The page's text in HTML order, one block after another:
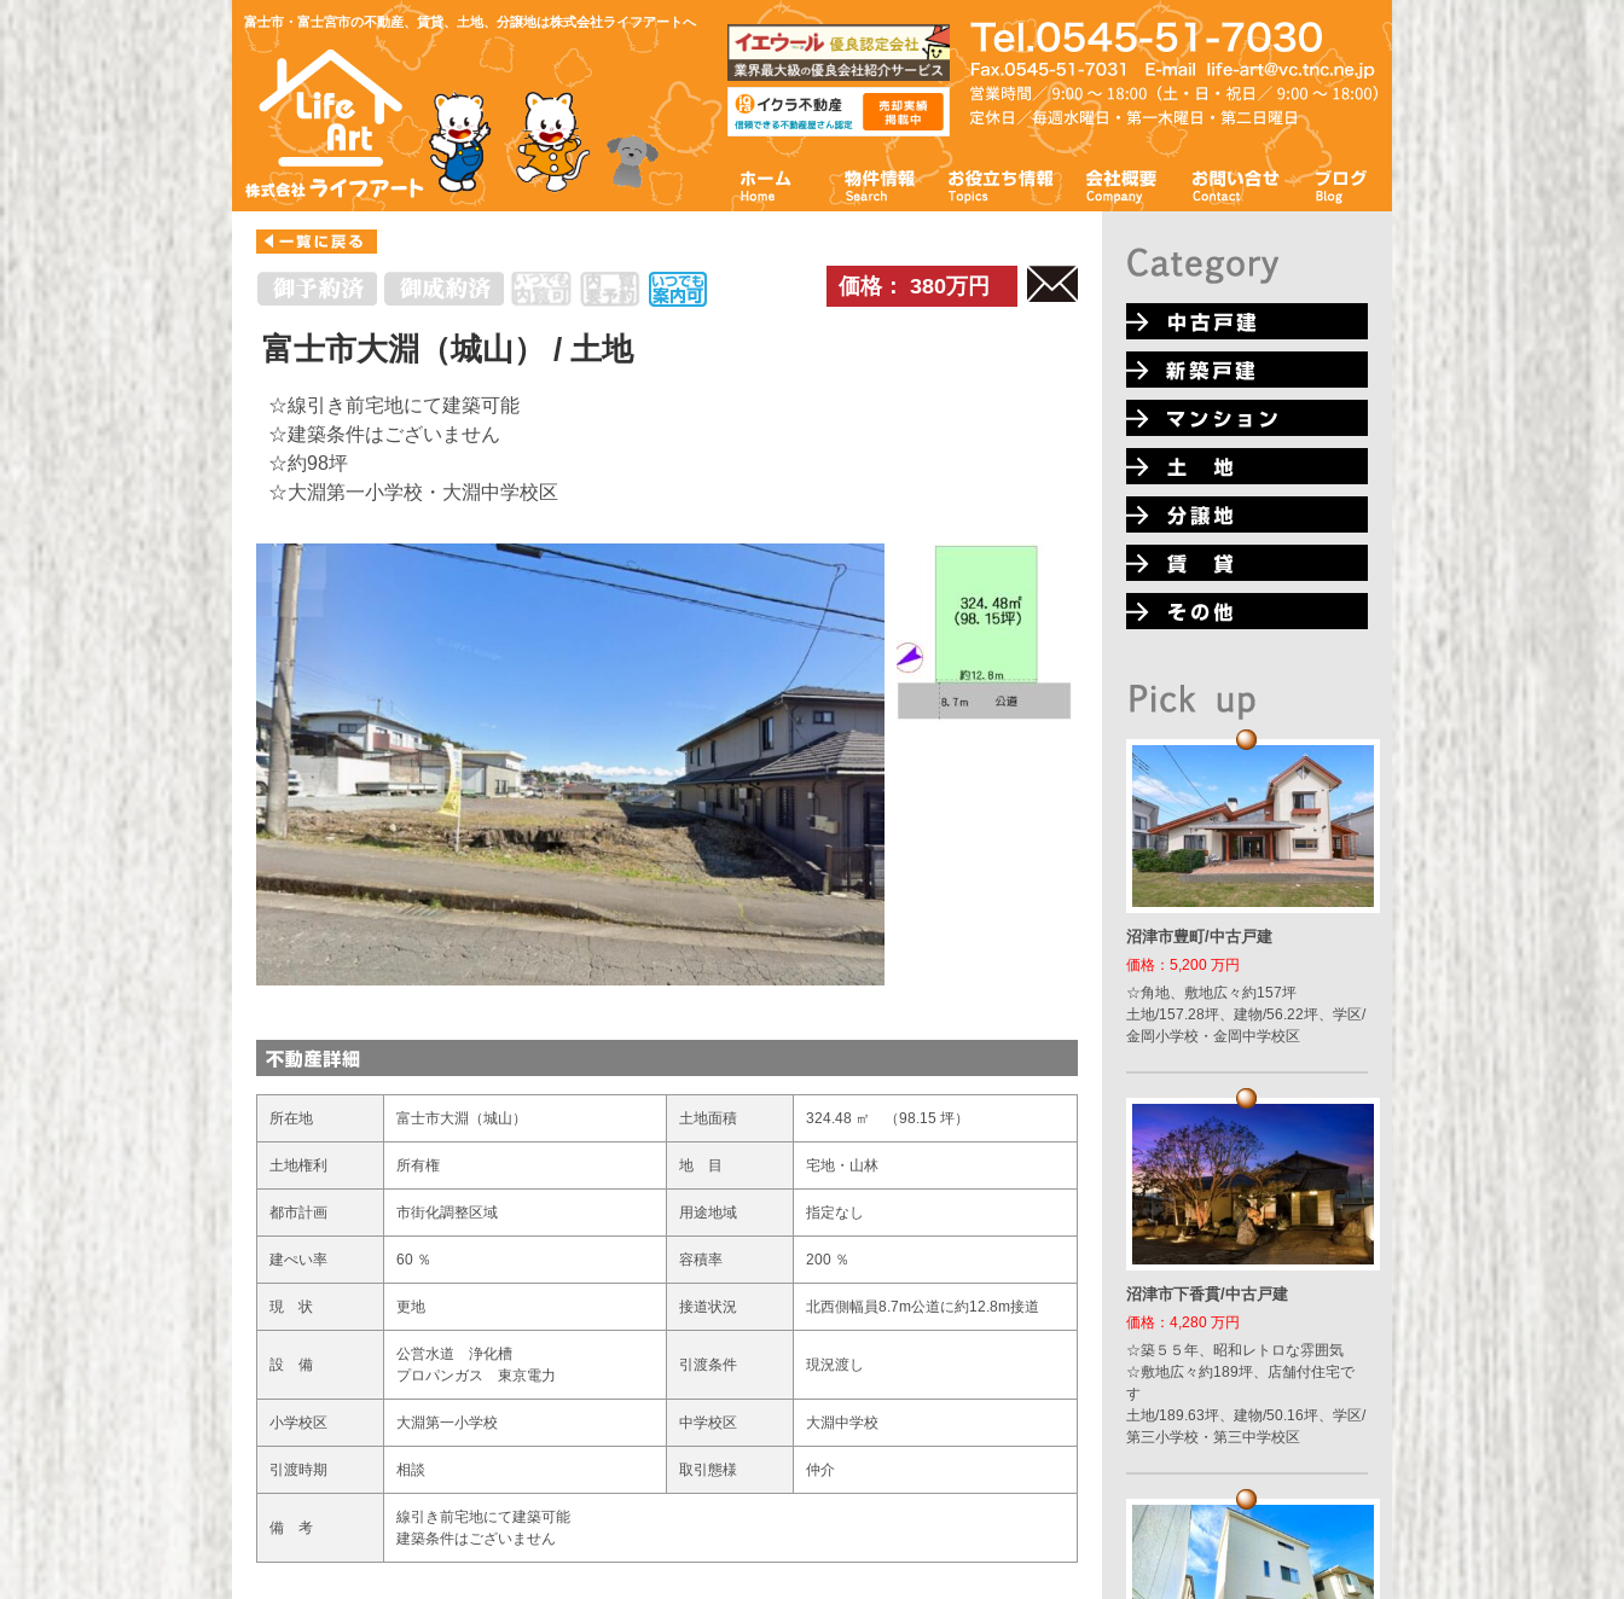
富士市・富士宮市の不動産、賃貸、土地、分譲地は株式会社ライフアートへ
富士市大淵（城山） / 土地
☆線引き前宅地にて建築可能
☆建築条件はございません
☆約98坪
☆大淵第一小学校・大淵中学校区
価格： 380万円
所在地 富士市大淵（城山） 土地面積 324.48 ㎡ （98.15 坪）
土地権利 所有権 地 目 宅地・山林
都市計画 市街化調整区域 用途地域 指定なし
建ぺい率 60 ％ 容積率 200 ％
現 状 更地 接道状況 北西側幅員8.7m公道に約12.8m接道
設 備
公営水道 浄化槽
プロパンガス 東京電力
引渡条件 現況渡し
小学校区 大淵第一小学校 中学校区 大淵中学校
引渡時期 相談 取引態様 仲介
備 考
線引き前宅地にて建築可能
建築条件はございません
沼津市豊町/中古戸建
価格：5,200 万円
☆角地、敷地広々約157坪
土地/157.28坪、建物/56.22坪、学区/
金岡小学校・金岡中学校区
沼津市下香貫/中古戸建
価格：4,280 万円
☆築５５年、昭和レトロな雰囲気
☆敷地広々約189坪、店舗付住宅で
す
土地/189.63坪、建物/50.16坪、学区/
第三小学校・第三中学校区